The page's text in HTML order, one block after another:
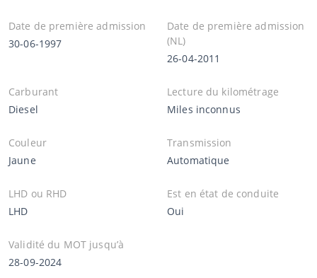
Date de première admission
30-06-1997
Date de première admission
(NL)
26-04-2011
Carburant
Diesel
Lecture du kilométrage
Miles inconnus
Couleur
Jaune
Transmission
Automatique
LHD ou RHD
LHD
Est en état de conduite
Oui
Validité du MOT jusqu’à
28-09-2024